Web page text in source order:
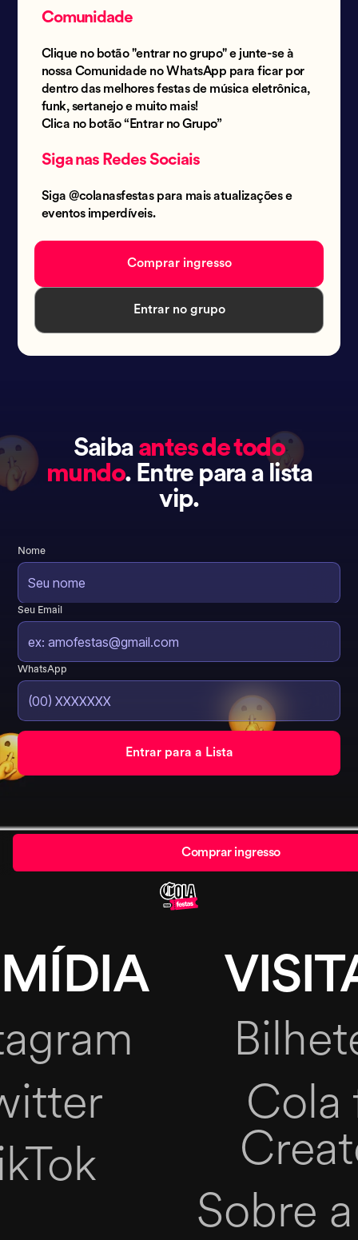
Comunidade
Clique no botão "entrar no grupo" e junte-se à
nossa Comunidade no WhatsApp para ficar por
dentro das melhores festas de música eletrônica,
funk, sertanejo e muito mais!
Clica no botão “Entrar no Grupo”
Siga nas Redes Sociais
Siga @colanasfestas para mais atualizações e
eventos imperdíveis.
Comprar ingresso
Entrar no grupo
Saiba antes de todo
mundo. Entre para a lista
vip.
Nome
Seu Email
WhatsApp
Comprar ingresso
Cola
Sobre